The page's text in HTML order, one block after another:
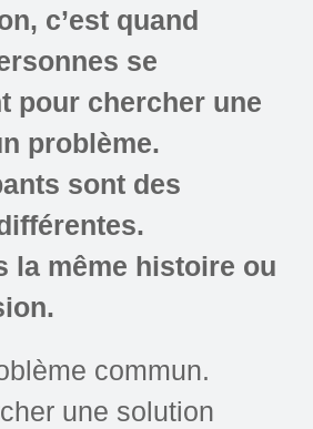
c’est quand
se
pour chercher une
problème.
sont des
la même histoire ou
commun.
une solution